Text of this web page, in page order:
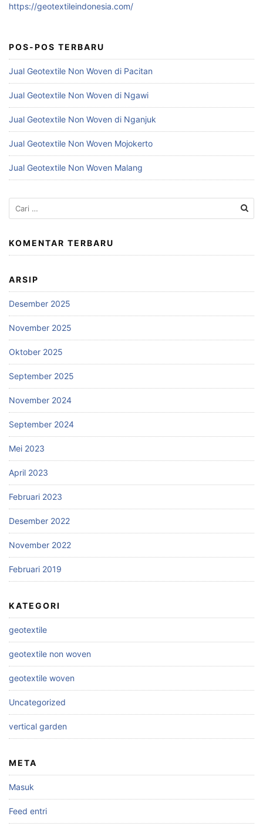
https://geotextileindonesia.com/
POS-POS TERBARU
Jual Geotextile Non Woven di Pacitan
Jual Geotextile Non Woven di Ngawi
Jual Geotextile Non Woven di Nganjuk
Jual Geotextile Non Woven Mojokerto
Jual Geotextile Non Woven Malang
Cari
untuk:
KOMENTAR TERBARU
ARSIP
Desember 2025
November 2025
Oktober 2025
September 2025
November 2024
September 2024
Mei 2023
April 2023
Februari 2023
Desember 2022
November 2022
Februari 2019
KATEGORI
geotextile
geotextile non woven
geotextile woven
Uncategorized
vertical garden
META
Masuk
Feed entri